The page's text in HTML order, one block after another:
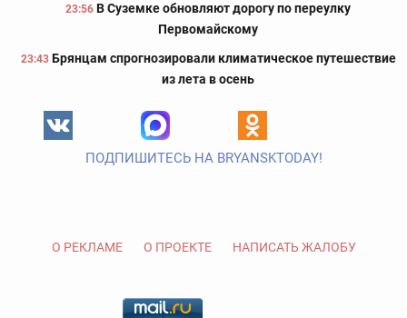
23:56 В Суземке обновляют дорогу по переулку
Первомайскому
23:43 Брянцам спрогнозировали климатическое путешествие
из лета в осень
ПОДПИШИТЕСЬ НА BRYANSKTODAY!
О РЕКЛАМЕ О ПРОЕКТЕ НАПИСАТЬ ЖАЛОБУ